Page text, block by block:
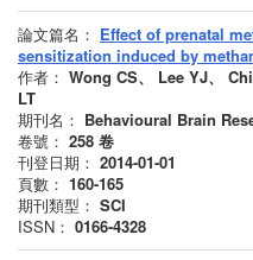
論文篇名： Effect of prenatal
sensitization induced by
作者： Wong CS、 Lee YJ、
LT
期刊名： Behavioural Brain
卷號： 258 卷
刊登日期： 2014-01-01
頁數： 160-165
期刊類型： SCI
ISSN： 0166-4328